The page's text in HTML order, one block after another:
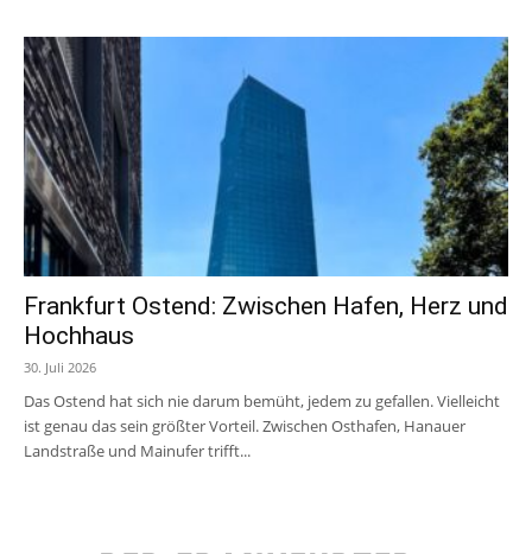
Frankfurt Ostend: Zwischen Hafen, Herz und
Hochhaus
30. Juli 2026
Das Ostend hat sich nie darum bemüht, jedem zu gefallen. Vielleicht
ist genau das sein größter Vorteil. Zwischen Osthafen, Hanauer
Landstraße und Mainufer trifft...